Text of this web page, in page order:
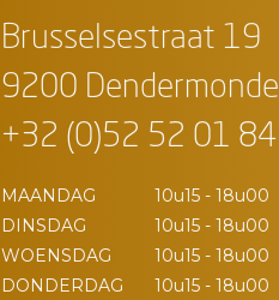
Brusselsestraat 19
9200 Dendermonde
+32 (0)52 52 01 84
MAANDAG
10u15 - 18u00
DINSDAG
10u15 - 18u00
WOENSDAG
10u15 - 18u00
DONDERDAG
10u15 - 18u00